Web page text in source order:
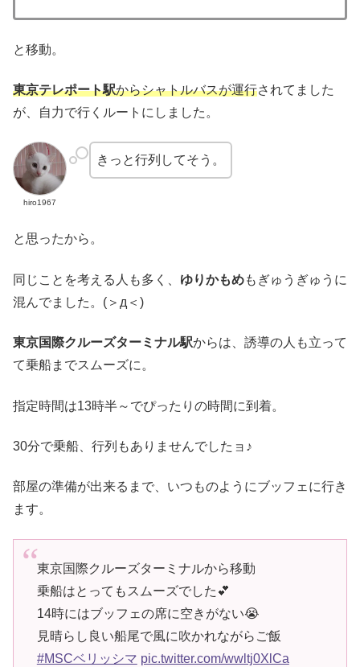
と移動。
東京テレポート駅からシャトルバスが運行されてました
が、自力で行くルートにしました。
hiro1967
きっと行列してそう。
と思ったから。
同じことを考える人も多く、 ゆりかもめもぎゅうぎゅうに
混んでました。(＞д＜)
東京国際クルーズターミナル駅からは、誘導の人も立って
て乗船までスムーズに。
指定時間は13時半～でぴったりの時間に到着。
30分で乗船、行列もありませんでしたョ♪
部屋の準備が出来るまで、いつものようにブッフェに行き
ます。
東京国際クルーズターミナルから移動
乗船はとってもスムーズでした💕
14時にはブッフェの席に空きがない😭
見晴らし良い船尾で風に吹かれながらご飯
#MSCベリッシマ pic.twitter.com/wwltj0XlCa